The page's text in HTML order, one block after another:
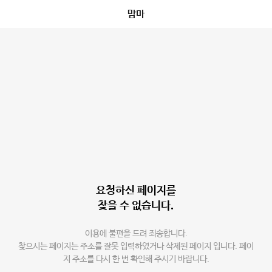
맘마
요청하신 페이지를
찾을 수 없습니다.
이용에 불편을 드려 죄송합니다.
찾으시는 페이지는 주소를 잘못 입력하였거나 삭제된 페이지 입니다. 페이
지 주소를 다시 한 번 확인해 주시기 바랍니다.